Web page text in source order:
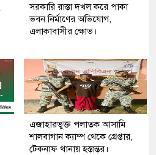
সরকারি রাস্তা দখল করে পাকা
ভবন নির্মাণের অভিযোগ,
এলাকাবাসীর ক্ষোভ।
এজাহারভুক্ত পলাতক আসামি
শালবাগান ক্যাম্প থেকে গ্রেপ্তার,
টেকনাফ থানায় হস্তান্তর।